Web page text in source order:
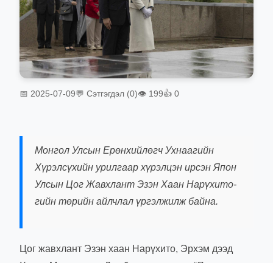
📅 2025-07-09💬 Сэтгэгдэл (0)👁 199👍 0
Монгол Улсын Ерөнхийлөгч Ухнаагийн
Хүрэлсүхийн урилгаар хүрэлцэн ирсэн Япон
Улсын Цог Жавхлант Эзэн Хаан Нарүхито-
гийн төрийн айлчлал үргэлжилж байна.
Цог жавхлант Эзэн хаан Нарүхито, Эрхэм дээд